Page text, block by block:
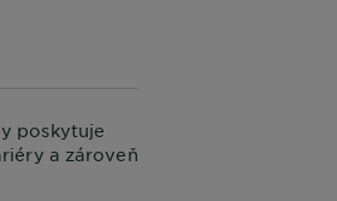
poskytuje
a zároveň